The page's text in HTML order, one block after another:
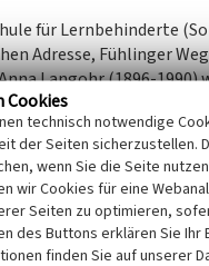
für Lernbehinderte
Adresse, Fühlinger
Langohr (1896-
schwer verletzt.
Ehrungen.
ferner noch die
emotionale und
zum Andenken an
ihrer jüngeren Kollegin
Cookies
technisch notwendige
der Seiten sicherzustellen.
wenn Sie die Seite
wir Cookies für eine
Seiten zu optimieren,
des Buttons erklären Sie Ihr
finden Sie auf unserer